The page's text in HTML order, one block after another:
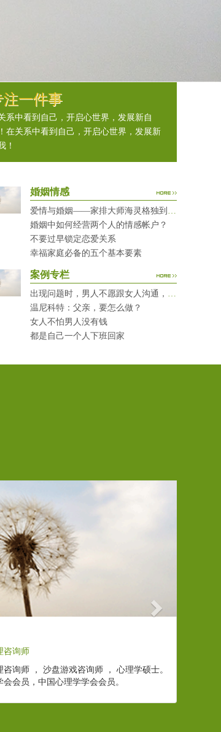
注一件事
系中看到自己，开启心世界，发展新自
在关系中看到自己，开启心世界，发展新
！
婚姻情感
爱情与婚姻——家排大师海灵格独到的见解
婚姻中如何经营两个人的情感帐户？
不要过早锁定恋爱关系
幸福家庭必备的五个基本要素
案例专栏
出现问题时，男人不愿跟女人沟通，怎么破？
温尼科特：父亲，要怎么做？
女人不怕男人没有钱
都是自己一个人下班回家
咨询师
咨询师 ， 沙盘游戏咨询师 ， 心理学硕士。
会员，中国心理学学会会员。